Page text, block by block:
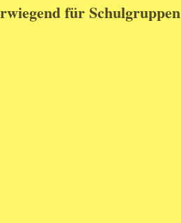
für Schulgruppen